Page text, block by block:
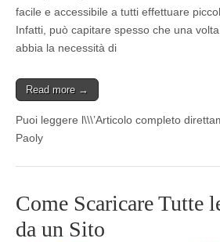
facile e accessibile a tutti effettuare
Infatti, può capitare spesso che una
abbia la necessità di
Read more →
Puoi leggere l\\\’Articolo completo
Paoly
Come Scaricare Tutte
da un Sito